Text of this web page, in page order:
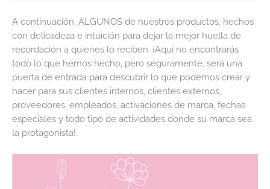
A continuación, ALGUNOS de nuestros productos, hechos
con delicadeza e intuición para dejar la mejor huella de
recordación a quienes lo reciben. ¡Aquí no encontrarás
todo lo que hemos hecho, pero seguramente, será una
puerta de entrada para descubrir lo que podemos crear y
hacer para sus clientes internos, clientes externos,
proveedores, empleados, activaciones de marca, fechas
especiales y todo tipo de actividades donde su marca sea
la protagonista!.